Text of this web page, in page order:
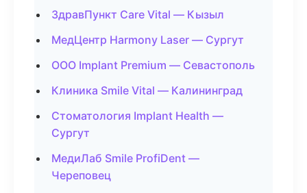
ЗдравПункт Care Vital — Кызыл
МедЦентр Harmony Laser — Сургут
ООО Implant Premium — Севастополь
Клиника Smile Vital — Калининград
Стоматология Implant Health —
Сургут
МедиЛаб Smile ProfiDent —
Череповец